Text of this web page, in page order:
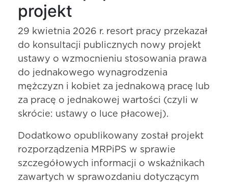
projekt
29 kwietnia 2026 r. resort pracy przekazał
do konsultacji publicznych nowy projekt
ustawy o wzmocnieniu stosowania prawa
do jednakowego wynagrodzenia
mężczyzn i kobiet za jednakową pracę lub
za pracę o jednakowej wartości (czyli w
skrócie: ustawy o luce płacowej).
Dodatkowo opublikowany został projekt
rozporządzenia MRPiPS w sprawie
szczegółowych informacji o wskaźnikach
zawartych w sprawozdaniu dotyczącym